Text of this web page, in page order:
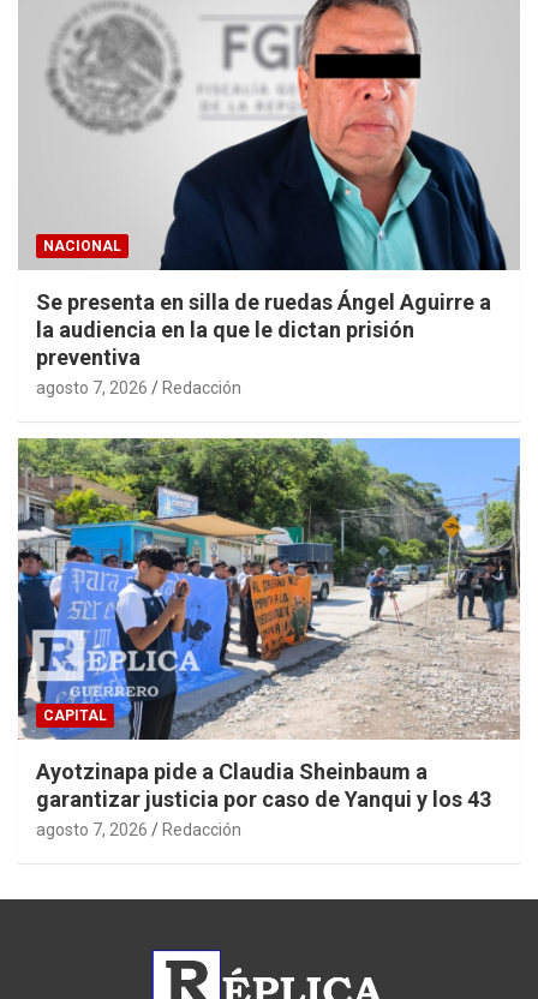
NACIONAL
Se presenta en silla de ruedas Ángel Aguirre a
la audiencia en la que le dictan prisión
preventiva
agosto 7, 2026 Redacción
CAPITAL
Ayotzinapa pide a Claudia Sheinbaum a
garantizar justicia por caso de Yanqui y los 43
agosto 7, 2026 Redacción